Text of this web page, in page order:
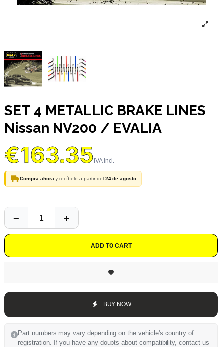
SET 4 METALLIC BRAKE LINES
Nissan NV200 / EVALIA
€163.35
Compra ahora y recíbelo a partir del 24 de agosto
ADD TO CART
BUY NOW
Part numbers may vary depending on the vehicle's country of
registration. If you have any doubts about compatibility, contact us